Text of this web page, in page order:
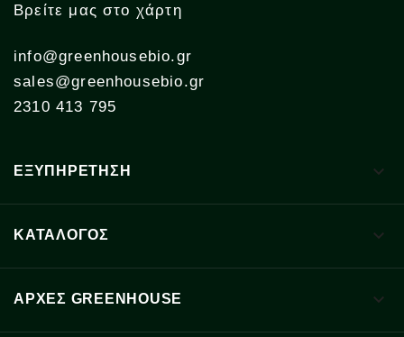
Βρείτε μας στο χάρτη
info@greenhousebio.gr
sales@greenhousebio.gr
2310 413 795
ΕΞΥΠΗΡΕΤΗΣΗ 
ΚΑΤΑΛΟΓΟΣ 
ΑΡΧΈΣ GREENHOUSE 